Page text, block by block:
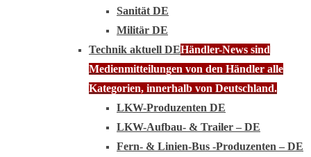
Sanität DE
Militär DE
Technik aktuell DEHändler-News sind
Medienmitteilungen von den Händler alle
Kategorien, innerhalb von Deutschland.
LKW-Produzenten DE
LKW-Aufbau- & Trailer – DE
Fern- & Linien-Bus -Produzenten – DE